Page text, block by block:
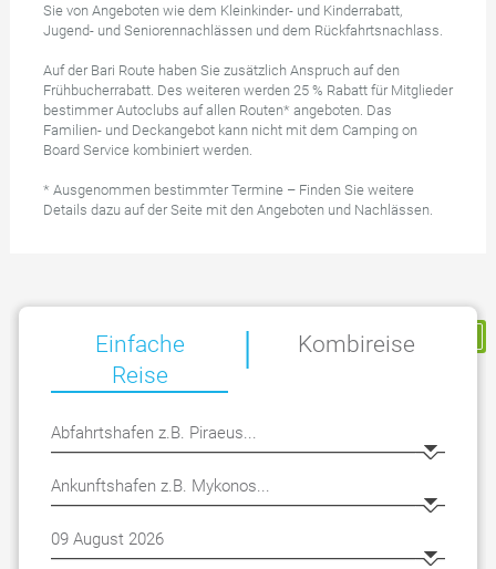
Sie von Angeboten wie dem Kleinkinder- und Kinderrabatt,
Jugend- und Seniorennachlässen und dem Rückfahrtsnachlass.
Auf der Bari Route haben Sie zusätzlich Anspruch auf den
Frühbucherrabatt. Des weiteren werden 25 % Rabatt für Mitglieder
bestimmer Autoclubs auf allen Routen* angeboten. Das
Familien- und Deckangebot kann nicht mit dem Camping on
Board Service kombiniert werden.
* Ausgenommen bestimmter Termine – Finden Sie weitere
Details dazu auf der Seite mit den Angeboten und Nachlässen.
Meine Reservierung
Einfache
Reise
| Kombireise